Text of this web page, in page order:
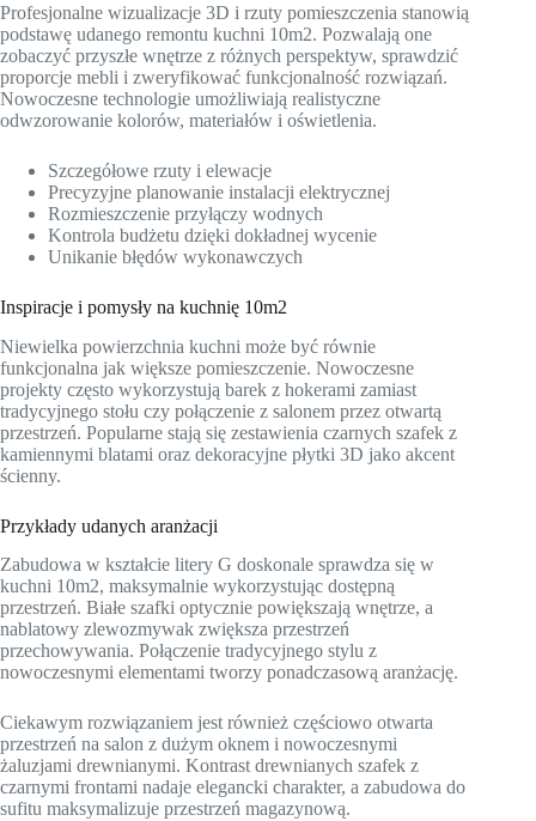
Profesjonalne wizualizacje 3D i rzuty pomieszczenia stanowią
podstawę udanego remontu kuchni 10m2. Pozwalają one
zobaczyć przyszłe wnętrze z różnych perspektyw, sprawdzić
proporcje mebli i zweryfikować funkcjonalność rozwiązań.
Nowoczesne technologie umożliwiają realistyczne
odwzorowanie kolorów, materiałów i oświetlenia.
Szczegółowe rzuty i elewacje
Precyzyjne planowanie instalacji elektrycznej
Rozmieszczenie przyłączy wodnych
Kontrola budżetu dzięki dokładnej wycenie
Unikanie błędów wykonawczych
Inspiracje i pomysły na kuchnię 10m2
Niewielka powierzchnia kuchni może być równie
funkcjonalna jak większe pomieszczenie. Nowoczesne
projekty często wykorzystują barek z hokerami zamiast
tradycyjnego stołu czy połączenie z salonem przez otwartą
przestrzeń. Popularne stają się zestawienia czarnych szafek z
kamiennymi blatami oraz dekoracyjne płytki 3D jako akcent
ścienny.
Przykłady udanych aranżacji
Zabudowa w kształcie litery G doskonale sprawdza się w
kuchni 10m2, maksymalnie wykorzystując dostępną
przestrzeń. Białe szafki optycznie powiększają wnętrze, a
nablatowy zlewozmywak zwiększa przestrzeń
przechowywania. Połączenie tradycyjnego stylu z
nowoczesnymi elementami tworzy ponadczasową aranżację.
Ciekawym rozwiązaniem jest również częściowo otwarta
przestrzeń na salon z dużym oknem i nowoczesnymi
żaluzjami drewnianymi. Kontrast drewnianych szafek z
czarnymi frontami nadaje elegancki charakter, a zabudowa do
sufitu maksymalizuje przestrzeń magazynową.